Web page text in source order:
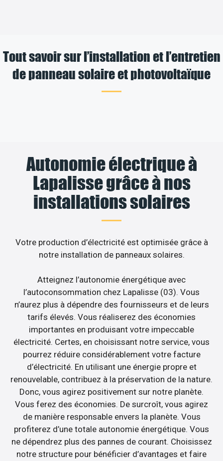
Tout savoir sur l’installation et l’entretien
de panneau solaire et photovoltaïque
Autonomie électrique à
Lapalisse grâce à nos
installations solaires
Votre production d’électricité est optimisée grâce à
notre installation de panneaux solaires.
Atteignez l’autonomie énergétique avec
l’autoconsommation chez Lapalisse (03). Vous
n’aurez plus à dépendre des fournisseurs et de leurs
tarifs élevés. Vous réaliserez des économies
importantes en produisant votre impeccable
électricité. Certes, en choisissant notre service, vous
pourrez réduire considérablement votre facture
d’électricité. En utilisant une énergie propre et
renouvelable, contribuez à la préservation de la nature.
Donc, vous agirez positivement sur notre planète.
Vous ferez des économies. De surcroît, vous agirez
de manière responsable envers la planète. Vous
profiterez d’une totale autonomie énergétique. Vous
ne dépendrez plus des pannes de courant. Choisissez
notre structure pour bénéficier d’avantages et faire